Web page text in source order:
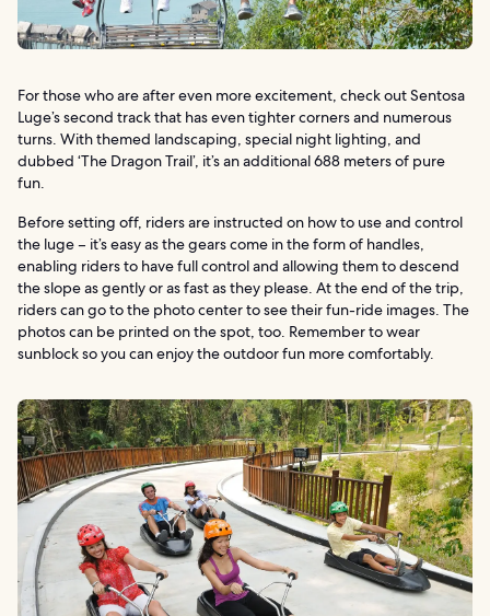
For those who are after even more excitement, check out Sentosa
Luge’s second track that has even tighter corners and numerous
turns. With themed landscaping, special night lighting, and
dubbed ‘The Dragon Trail’, it’s an additional 688 meters of pure
fun.
Before setting off, riders are instructed on how to use and control
the luge – it’s easy as the gears come in the form of handles,
enabling riders to have full control and allowing them to descend
the slope as gently or as fast as they please. At the end of the trip,
riders can go to the photo center to see their fun-ride images. The
photos can be printed on the spot, too. Remember to wear
sunblock so you can enjoy the outdoor fun more comfortably.